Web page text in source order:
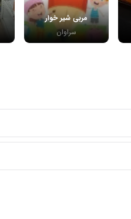
مربی شیر خوار
سراوان